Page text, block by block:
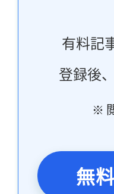
有料記
登録後
※
無